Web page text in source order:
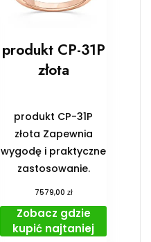
produkt CP-31P
złota
produkt CP-31P
złota Zapewnia
wygodę i praktyczne
zastosowanie.
7579,00 zł
Zobacz gdzie
kupić najtaniej